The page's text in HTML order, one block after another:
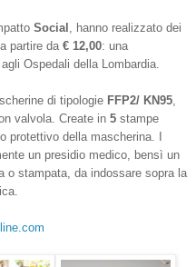
Social , hanno realizzato dei
partire da € 12,00: una
Ospedali della Lombardia.
di tipologie FFP2/ KN95,
valvola. Create in 5 stampe
protettivo della mascherina. I
un presidio medico, bensì un
o stampata, da indossare sopra la